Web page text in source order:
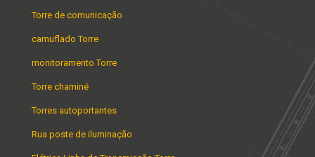
Torre de comunicação
camuflado Torre
monitoramento Torre
Torre chaminé
Torres autoportantes
Rua poste de iluminação